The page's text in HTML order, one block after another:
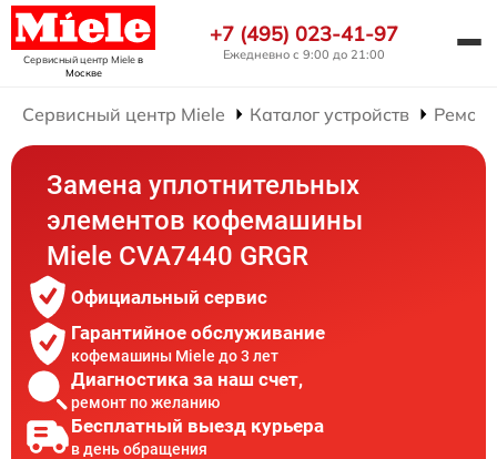
Сервисный центр Mieleв
Москве
+7 (495) 023-41-97
Ежедневно с 9:00 до 21:00
Сервисный центр Miele Каталог устройств
Замена уплотнительных
элементов кофемашины
Miele CVA7440 GRGR
Официальный сервис
Гарантийное обслуживание
кофемашины Miele до 3 лет
Диагностика за наш счет,
ремонт по желанию
Бесплатный выезд курьера
в день обращения